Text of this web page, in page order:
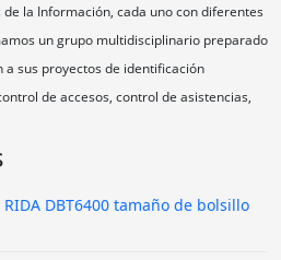
S.A. de C.V. es una empresa
clientes soluciones tecnológicas
Establecida en el 2003 por un grupo
la Información, cada uno con diferentes
un grupo multidisciplinario preparado
sus proyectos de identificación